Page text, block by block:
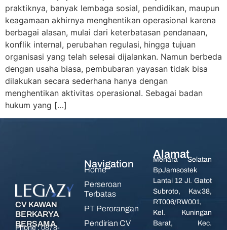
praktiknya, banyak lembaga sosial, pendidikan, maupun
keagamaan akhirnya menghentikan operasional karena
berbagai alasan, mulai dari keterbatasan pendanaan,
konflik internal, perubahan regulasi, hingga tujuan
organisasi yang telah selesai dijalankan. Namun berbeda
dengan usaha biasa, pembubaran yayasan tidak bisa
dilakukan secara sederhana hanya dengan
menghentikan aktivitas operasional. Sebagai badan
hukum yang […]
CV KAWAN
BERKARYA
BERSAMA
Phone :0878-
Navigation
Home
Perseroan
Terbatas
PT Perorangan
Pendirian CV
Alamat
Menara Selatan
BpJamsostek
Lantai 12 Jl. Gatot
Subroto, Kav.38,
RT006/RW001,
Kel. Kuningan
Barat, Kec.